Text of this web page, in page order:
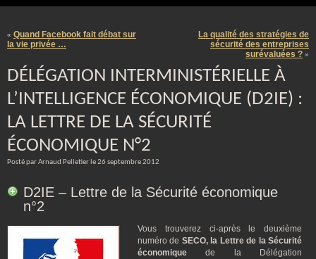
« Quand Facebook fait débat sur
la vie privée …
La qualité des stratégies de
sécurité des entreprises
surévaluées ? »
DÉLÉGATION INTERMINISTÉRIELLE À
L’INTELLIGENCE ÉCONOMIQUE (D2IE) :
LA LETTRE DE LA SÉCURITÉ
ÉCONOMIQUE N°2
Posté par Arnaud Pelletier le 26 septembre 2012
D2IE – Lettre de la Sécurité économique
n°2
Vous trouverez ci-après le deuxième
numéro de SECO, la Lettre de la Sécurité
économique de la Délégation